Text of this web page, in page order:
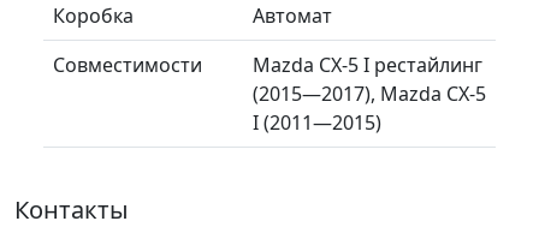
Коробка
Автомат
Совместимости
Mazda CX-5 I рестайлинг
(2015—2017), Mazda CX-5
I (2011—2015)
Контакты